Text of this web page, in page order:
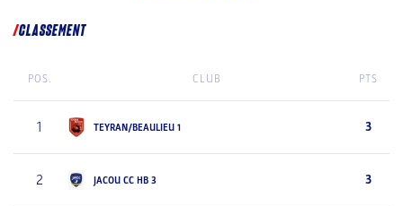
CLASSEMENT
POS. CLUB PTS
1 TEYRAN/BEAULIEU 1 3
2 JACOU CC HB 3 3